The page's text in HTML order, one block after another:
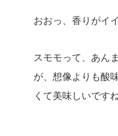
おおっ、香りがイ
スモモって、あん
が、想像よりも酸
くて美味しいですね